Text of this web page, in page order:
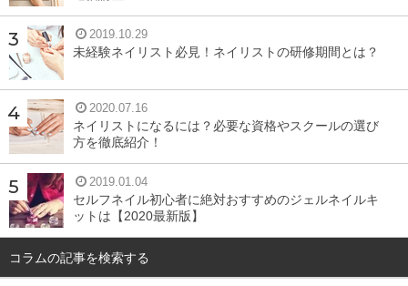
2019.10.29
未経験ネイリスト必見！ネイリストの研修期間とは？
2020.07.16
ネイリストになるには？必要な資格やスクールの選び
方を徹底紹介！
2019.01.04
セルフネイル初心者に絶対おすすめのジェルネイルキ
ットは【2020最新版】
コラムの記事を検索する